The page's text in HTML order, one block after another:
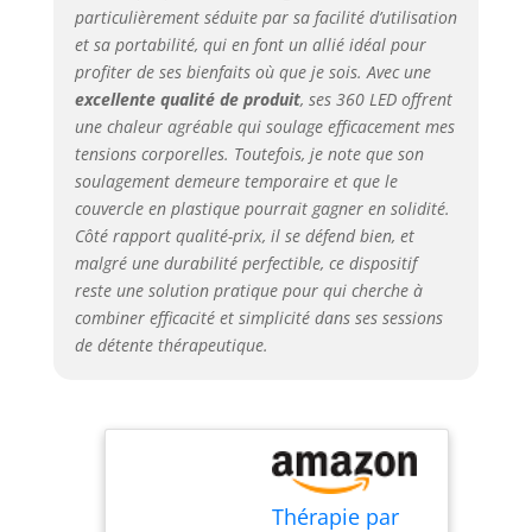
peut avoir un effet
thermique sur les
muscles, peut
accélérer la
circulation
sanguine, soulager
la douleur et
détendre la
tension
musculaire.
Utilisation
domestique haute
puissance : le tapis
mais maintenant
grâce à des LED
haute puissance,
économes en
particulièrement séduite par sa facilité d’utilisation
et sa portabilité, qui en font un allié idéal pour
profiter de ses bienfaits où que je sois. Avec une
excellente qualité de produit, ses 360 LED offrent
une chaleur agréable qui soulage efficacement mes
tensions corporelles. Toutefois, je note que son
soulagement demeure temporaire et que le
couvercle en plastique pourrait gagner en solidité.
Côté rapport qualité-prix, il se défend bien, et
malgré une durabilité perfectible, ce dispositif
reste une solution pratique pour qui cherche à
combiner efficacité et simplicité dans ses sessions
de détente thérapeutique.
Thérapie par